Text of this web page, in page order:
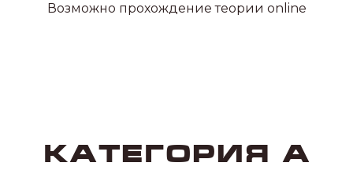
Возможно прохождение теории online